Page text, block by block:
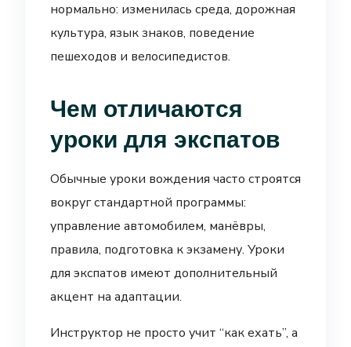
нормально: изменилась среда, дорожная
культура, язык знаков, поведение
пешеходов и велосипедистов.
Чем отличаются
уроки для экспатов
Обычные уроки вождения часто строятся
вокруг стандартной программы:
управление автомобилем, манёвры,
правила, подготовка к экзамену. Уроки
для экспатов имеют дополнительный
акцент на адаптации.
Инструктор не просто учит “как ехать”, а